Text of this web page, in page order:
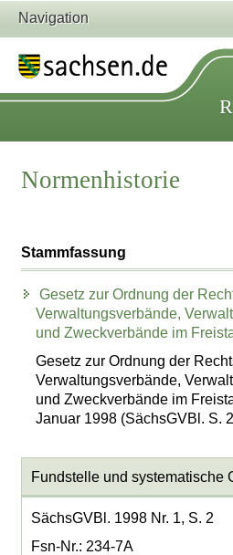
Navigation
Normenhistorie
Stammfassung
Gesetz zur Ordnung der
Verwaltungsverbände,
und Zweckverbände im
Gesetz zur Ordnung der
Verwaltungsverbände,
und Zweckverbände im
Januar 1998 (SächsGVBl. S.
Fundstelle und systematische
SächsGVBl. 1998 Nr. 1, S. 2
Fsn-Nr.: 234-7A